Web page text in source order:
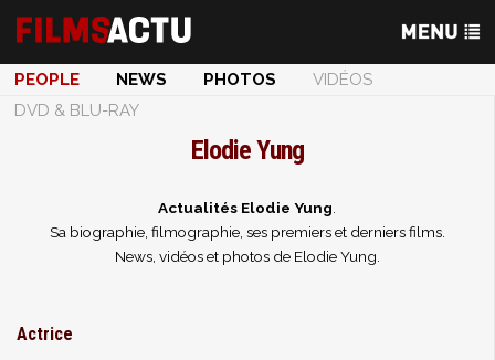
PEOPLE NEWS PHOTOS
VIDÉOS
DVD & BLU-RAY
Elodie Yung
Actualités Elodie Yung
Sa biographie, filmographie, ses premiers et derniers films.
News, vidéos et photos de Elodie Yung.
Actrice